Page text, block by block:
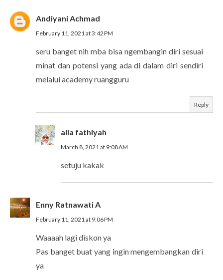
Andiyani Achmad
February 11, 2021 at 3:42 PM
seru banget nih mba bisa ngembangin diri sesuai
minat dan potensi yang ada di dalam diri sendiri
melalui academy ruangguru
Reply
alia fathiyah
March 8, 2021 at 9:08 AM
setuju kakak
Enny Ratnawati A
February 11, 2021 at 9:06 PM
Waaaah lagi diskon ya
Pas banget buat yang ingin mengembangkan diri
ya